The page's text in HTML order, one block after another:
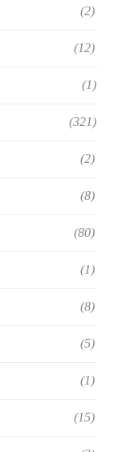
(2)
(12)
(1)
(321)
(2)
(8)
(80)
(1)
(8)
(5)
(1)
(15)